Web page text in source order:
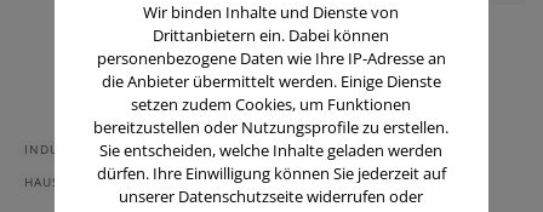
INDUSTRIE & HANDWERK
GASTRONOMIE & HOTELLERIE
HAUS & HEIM
GERÄTE & ZUBEHÖR LEBENSMITTELINDUSTRIE
Wir binden Inhalte und Dienste von
Drittanbietern ein. Dabei können
personenbezogene Daten wie Ihre IP-Adresse an
die Anbieter übermittelt werden. Einige Dienste
setzen zudem Cookies, um Funktionen
bereitzustellen oder Nutzungsprofile zu erstellen.
Sie entscheiden, welche Inhalte geladen werden
dürfen. Ihre Einwilligung können Sie jederzeit auf
unserer Datenschutzseite widerrufen oder